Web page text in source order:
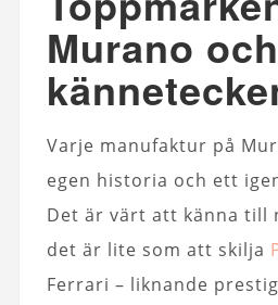
Murano
Varje manufaktur på
egen historia och ett
Det är värt att känna till
det är lite som att skilja
Ferrari – liknande